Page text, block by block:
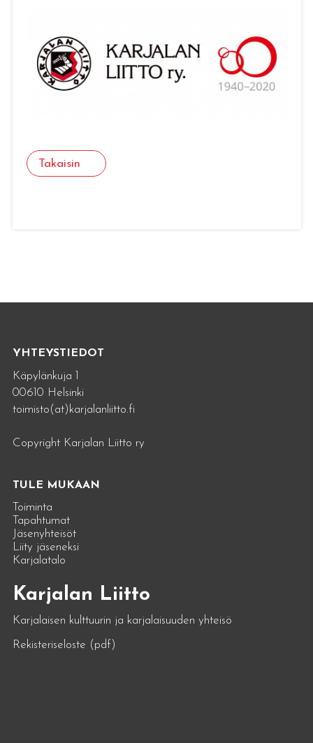
Takaisin
YHTEYSTIEDOT
Käpylänkuja 1
00610 Helsinki
toimisto(at)karjalanliitto.fi
Copyright Karjalan Liitto ry
TULE MUKAAN
Toiminta
Tapahtumat
Jäsenyhteisöt
Liity jäseneksi
Karjalatalo
Karjalan Liitto
Karjalaisen kulttuurin ja karjalaisuuden yhteisö
Rekisteriseloste (pdf)